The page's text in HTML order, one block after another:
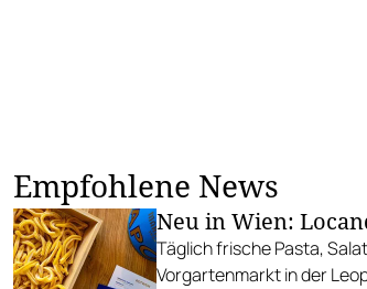
Empfohlene News
Neu in Wien:
Täglich frische Pasta,
Vorgartenmarkt in der